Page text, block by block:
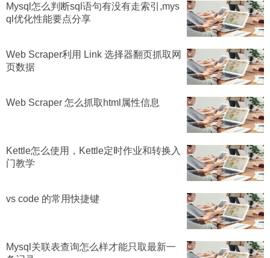
Mysql怎么判断sql语句有没有走索引,mys
ql优化性能要点分享
Web Scraper利用 Link 选择器翻页抓取网
页数据
Web Scraper 怎么抓取html属性信息
Kettle怎么使用，Kettle定时作业和转换入
门教学
vs code 的常用快捷键
Mysql关联表查询怎么样才能只取最新一